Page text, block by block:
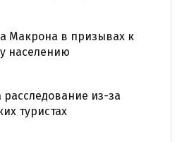
Макрона в призывах к
населению
из-за
туристах